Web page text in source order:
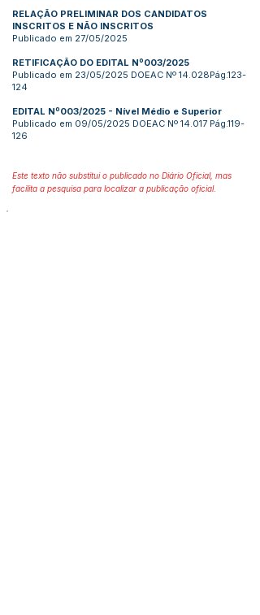
RELAÇÃO PRELIMINAR DOS CANDIDATOS
INSCRITOS E NÃO INSCRITOS
Publicado em 27/05/2025
RETIFICAÇÃO DO EDITAL Nº003/2025
Publicado em 23/05/2025 DOEAC Nº 14.028Pág.123-
124
EDITAL Nº003/2025 - Nível Médio e Superior
Publicado em 09/05/2025 DOEAC Nº 14.017 Pág.119-
126
Este texto não substitui o publicado no Diário Oficial, mas
facilita a pesquisa para localizar a publicação oficial.